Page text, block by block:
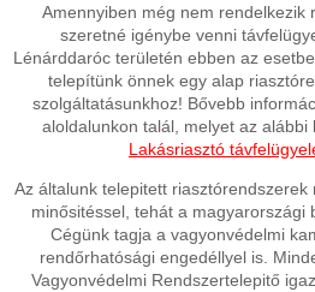
Amennyiben még nem rendelkezik
szeretné igénybe venni
Lénárddaróc területén ebben az
telepítünk önnek egy alap
szolgáltatásunkhoz! Bővebb
aloldalunkon talál, melyet az alábbi
Lakásriasztó
Az általunk telepitett riasztórendszerek
minősitéssel, tehát a magyarországi
Cégünk tagja a vagyonvédelmi
rendőrhatósági engedéllyel is.
Vagyonvédelmi Rendszertelepitő